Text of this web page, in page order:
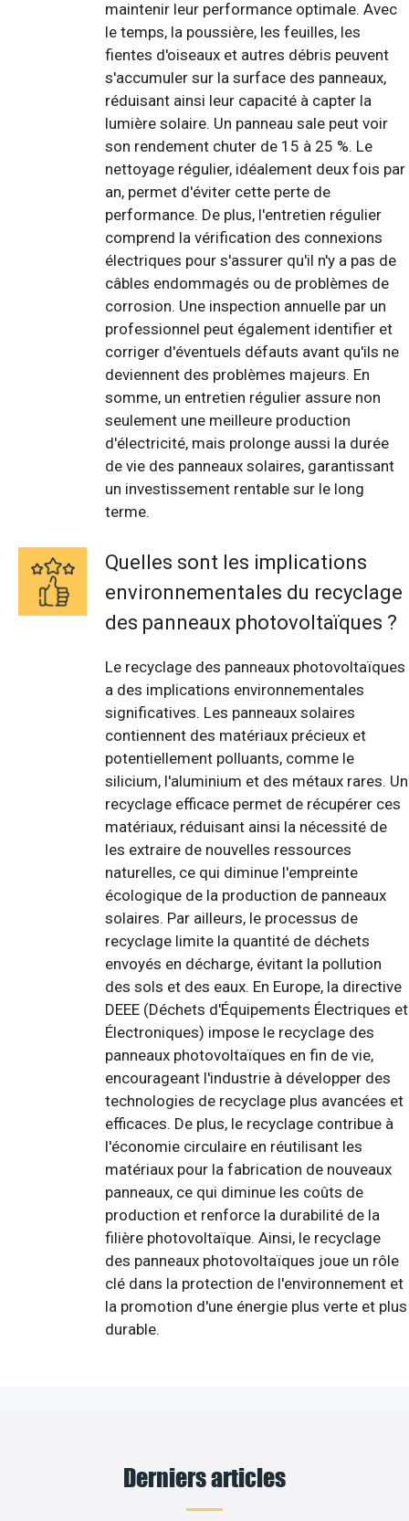
maintenir leur performance optimale. Avec
le temps, la poussière, les feuilles, les
fientes d'oiseaux et autres débris peuvent
s'accumuler sur la surface des panneaux,
réduisant ainsi leur capacité à capter la
lumière solaire. Un panneau sale peut voir
son rendement chuter de 15 à 25 %. Le
nettoyage régulier, idéalement deux fois par
an, permet d'éviter cette perte de
performance. De plus, l'entretien régulier
comprend la vérification des connexions
électriques pour s'assurer qu'il n'y a pas de
câbles endommagés ou de problèmes de
corrosion. Une inspection annuelle par un
professionnel peut également identifier et
corriger d'éventuels défauts avant qu'ils ne
deviennent des problèmes majeurs. En
somme, un entretien régulier assure non
seulement une meilleure production
d'électricité, mais prolonge aussi la durée
de vie des panneaux solaires, garantissant
un investissement rentable sur le long
terme.
Quelles sont les implications
environnementales du recyclage
des panneaux photovoltaïques ?
Le recyclage des panneaux photovoltaïques
a des implications environnementales
significatives. Les panneaux solaires
contiennent des matériaux précieux et
potentiellement polluants, comme le
silicium, l'aluminium et des métaux rares. Un
recyclage efficace permet de récupérer ces
matériaux, réduisant ainsi la nécessité de
les extraire de nouvelles ressources
naturelles, ce qui diminue l'empreinte
écologique de la production de panneaux
solaires. Par ailleurs, le processus de
recyclage limite la quantité de déchets
envoyés en décharge, évitant la pollution
des sols et des eaux. En Europe, la directive
DEEE (Déchets d'Équipements Électriques et
Électroniques) impose le recyclage des
panneaux photovoltaïques en fin de vie,
encourageant l'industrie à développer des
technologies de recyclage plus avancées et
efficaces. De plus, le recyclage contribue à
l'économie circulaire en réutilisant les
matériaux pour la fabrication de nouveaux
panneaux, ce qui diminue les coûts de
production et renforce la durabilité de la
filière photovoltaïque. Ainsi, le recyclage
des panneaux photovoltaïques joue un rôle
clé dans la protection de l'environnement et
la promotion d'une énergie plus verte et plus
durable.
Derniers articles